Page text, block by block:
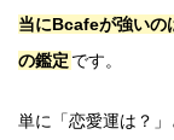
当にBcafeが強いの
の鑑定 です。
単に「恋愛運は？」